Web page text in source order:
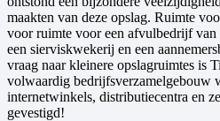
maakten van deze opslag. Ruimte
voor ruimte voor een afvulbedrijf
een sierviskwekerij en een
vraag naar kleinere opslagruimtes is
volwaardig bedrijfsverzamelgebouw
internetwinkels, distributiecentra en
gevestigd!